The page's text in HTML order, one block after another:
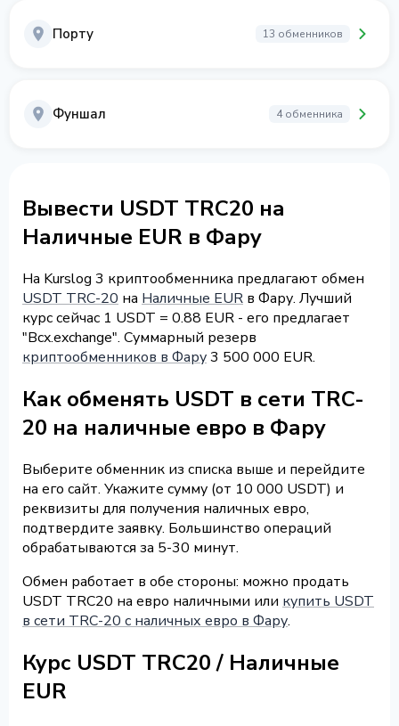
Порту 13 обменников
Фуншал 4 обменника
Вывести USDT TRC20 на
Наличные EUR в Фару
На Kurslog 3 криптообменника предлагают обмен
USDT TRC-20 на Наличные EUR в Фару. Лучший
курс сейчас 1 USDT = 0.88 EUR - его предлагает
"Bcx.exchange". Суммарный резерв
криптообменников в Фару3 500 000 EUR.
Как обменять USDT в сети TRC-
20 на наличные евро в Фару
Выберите обменник из списка выше и перейдите
на его сайт. Укажите сумму (от 10 000 USDT) и
реквизиты для получения наличных евро,
подтвердите заявку. Большинство операций
обрабатываются за 5-30 минут.
Обмен работает в обе стороны: можно продать
USDT TRC20 на евро наличными или купить USDT
в сети TRC-20 с наличных евро в Фару.
Курс USDT TRC20 / Наличные
EUR